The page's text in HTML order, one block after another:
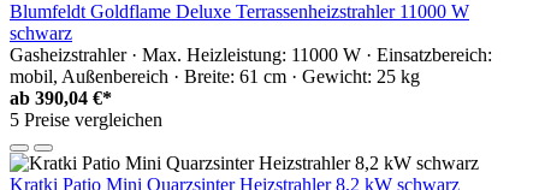
Blumfeldt Goldflame Deluxe Terrassenheizstrahler 11000 W
schwarz
Gasheizstrahler · Max. Heizleistung: 11000 W · Einsatzbereich:
mobil, Außenbereich · Breite: 61 cm · Gewicht: 25 kg
ab 390,04 €*
5 Preise vergleichen
Kratki Patio Mini Quarzsinter Heizstrahler 8,2 kW schwarz